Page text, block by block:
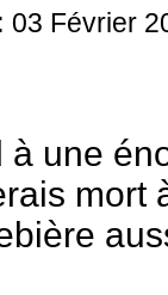
03 Février
une
mort